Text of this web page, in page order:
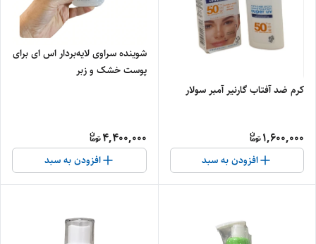
کرم ضد آفتاب گارنیر آمبر سولار
1,600,000
افزودن به سبد
شوینده سراوی لایه‌بردار اس ای برای
پوست خشک و زبر
4,400,000
افزودن به سبد